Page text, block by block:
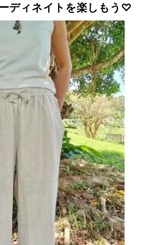
ディネイトを楽しもう♡